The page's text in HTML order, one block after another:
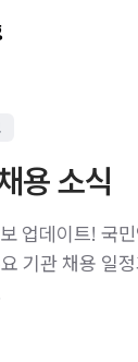
용 소식
업데이트! 국
기관 채용 일